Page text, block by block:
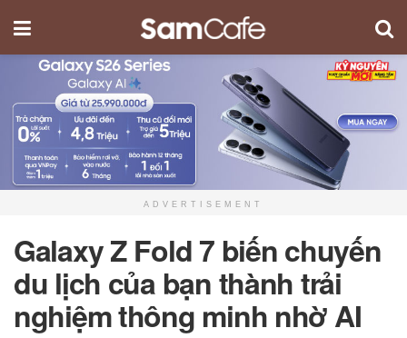
ADVERTISEMENT
Galaxy Z Fold 7 biến chuyến
du lịch của bạn thành trải
nghiệm thông minh nhờ AI